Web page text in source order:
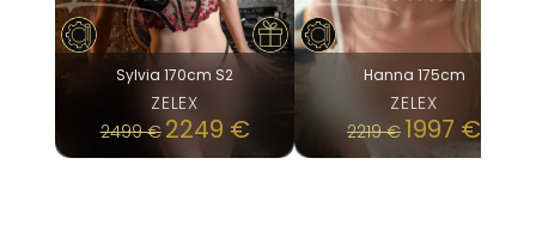
Sylvia 170cm S2
ZELEX
2499€ 2249 €
Hanna 175cm
ZELEX
2219€ 1997 €